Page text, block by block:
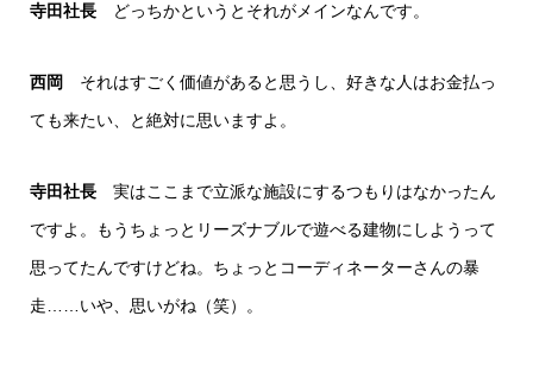
寺田社長 どっちかというとそれがメインなんです。
西岡
それはすごく価値があると思うし、好きな人はお金払っ
ても来たい、と絶対に思いますよ。
寺田社長 実はここまで立派な施設にするつもりはなかったん
ですよ。もうちょっとリーズナブルで遊べる建物にしようって
思ってたんですけどね。ちょっとコーディネーターさんの暴
走……いや、思いがね（笑）。